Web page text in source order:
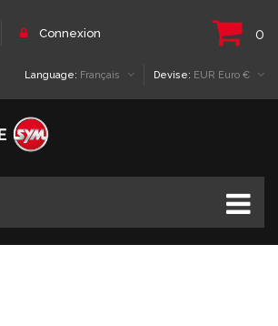
Connexion 0
Devise: EUR Euro €
Language: Français